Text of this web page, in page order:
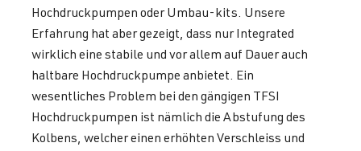
Hochdruckpumpen oder Umbau-kits. Unsere
Erfahrung hat aber gezeigt, dass nur Integrated
wirklich eine stabile und vor allem auf Dauer auch
haltbare Hochdruckpumpe anbietet. Ein
wesentliches Problem bei den gängigen TFSI
Hochdruckpumpen ist nämlich die Abstufung des
Kolbens, welcher einen erhöhten Verschleiss und